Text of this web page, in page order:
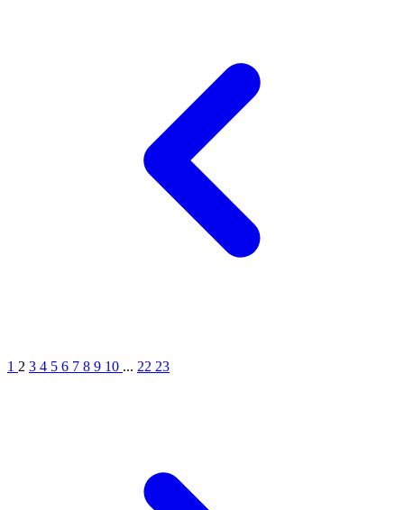
1 2 3 4 5 6 7 8 9 10 ... 22 23